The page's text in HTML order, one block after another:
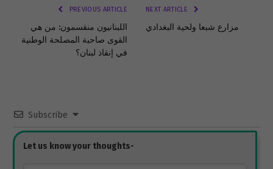
PREVIOUS ARTICLE
اللبنانيون منقسمون: من هي
القوى صاحبة المصلحة الوطنية
في إنقاذ لبنان؟
NEXT ARTICLE
مزارع شبعا ولحية البغدادي
Subscribe